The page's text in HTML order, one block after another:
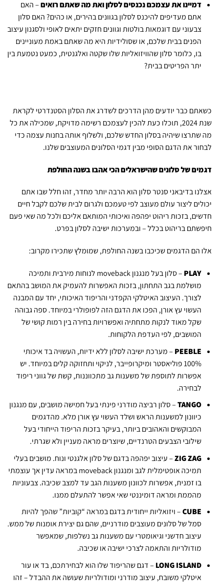
דמיינו את עצמכם נכנסים לסלון ואת מה שאתם רואים– האם
אתם מעדיפים להיכנס לסלון בגוונים בהירים, או כהים? האם סלון
צבעוני עם דוגמאות בולטות וגוונים חזקים יתאים לאופי ולסגנון עיצוב
הפנים בבית שלכם, או שסולידיות היא מה שאתם באמת מעוניינים
בו, כלומר סלון שהוויזואליות שלו שקטה ואלגנטית, כמעט נטמעת בין
יתר הפריטים בבית?
כשאתם כבר יודעים מהן הדרכים לשדרג את הסלון הסטנדרטי לקראת
שנת 2024, תוכלו כעת להכין לעצמכם רשימה מדויקת, שמכילה את כל
מה שתרצו שיהיה בסלון החדש שלכם, ולשלוף אותה בחנות עצמה כדי
לבחור את הדגם הסופי מבין דגמי הסלונים המעוצבים שלנו.
דגמים של סלונים שהישראלים הכי אהבו בשנה החולפת
אצלנו בדיבאני סנטר סלון הוא הרבה יותר מחדר, זהו חלל שבו אתם
יכולים ליצור עולם מעוצב לפי טעמכם ולגרום לבית שלכם לקבל חיים
חדשים, בזכות ריהוט יפהפה ואיכותי המותאם אליכם ולכל מה שאי פעם
חיפשתם בריהוט בכלל – ובמערכות ישיבה לסלון בפרט.
אלו הם הדגמים שכיכבו בשנה החולפת, שמומלץ שתכירו מקרוב:
PLAY
– סלון בעל מנגנון moveback לנוחות מירבית ותמיכה
מושלמת בגב התחתון, בזכות האפשרות להעמיק את המושב בהתאם
לצורך. העיצוב האיטלקי הקפדני והריפוד האיכותי, יחד עם המבנה
העשוי עץ אורן, הפכו את הדגם הזה לפופולרי במיוחד. ספה גבוהה
שקל מאוד לנקות מתחתיה ואפשרויות בחירה בין רמות קושי של
המושבים, לפי העדפת הלקוחות.
PEEBLE – מערכת ישיבה לסלון ללא ידיות, העשויה בד איכותי
100% פוליאסטר ומיקרופייבר, לניקוי ותחזוקה קלים במיוחד. יש
אפשרות לתוספת של משענות גב מתכווננות, קשת של גווני ריפוד
לבחירה.
TANGO– סלון רביצה מודרני פינתי בעל חמישה מושבים, עם מנגנון
כיוונון למשענות הראש ושלד העשוי עץ אורן מלא. מהדגמים
המבוקשים והאהובים ביותר, בעיקר בזכות הריפוד הייחודי בעל
שילובי הצבעים הטרנדיים, שיוצרים מראה מעניין ולא שגרתי.
ZIGZAG
– עיצוב יפהפה בדגם של סלון אלגנטי ונוח. מושבים בעלי
תמיכה אופטימלית לגב ומנגנון moveback במראה עדין אך עוצמתי
בו זמנית, אפשרות לכוונון משענות הגב עד למצב שכיבה. צבעוניות
מהממת ומראה דומיננטי שאי אפשר להתעלם ממנו.
CUBE– ויזואליות ייחודית בדגם במראה “קוביות” שהפך להיות
סמל של סלונים מעוצבים מודרניים, שהם גם יצירת אומנות של ממש.
עיצוב חדשני וגיאומטרי עם משענות גב נשלפות, שמאפשר
מודולריות והתאמה לצרכי ישיבה או שכיבה.
LONG ISLAND – דגם שהריפוד שלו הוא לבחירתכם, בד או עור
איטלקי משובח, עיצוב מודרני ומודולריות שעושה את ההבדל – זהו